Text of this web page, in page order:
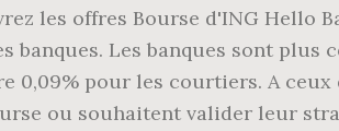
les offres Bourse d'ING Hello
Les banques sont plus
0,09% pour les courtiers. A
ou souhaitent valider leur